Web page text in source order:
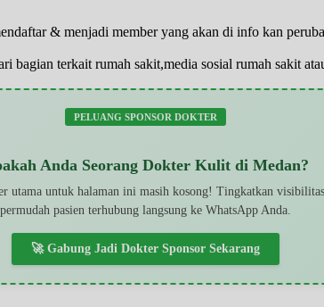
& menjadi member yang akan di info kan
bagian terkait rumah sakit,media sosial rumah sakit
PELUANG SPONSOR DOKTER
Anda Seorang Dokter Kulit di Medan?
utama untuk halaman ini masih kosong! Tingkatkan
permudah pasien terhubung langsung ke WhatsApp Anda.
🚀 Gabung Jadi Dokter Sponsor Sekarang